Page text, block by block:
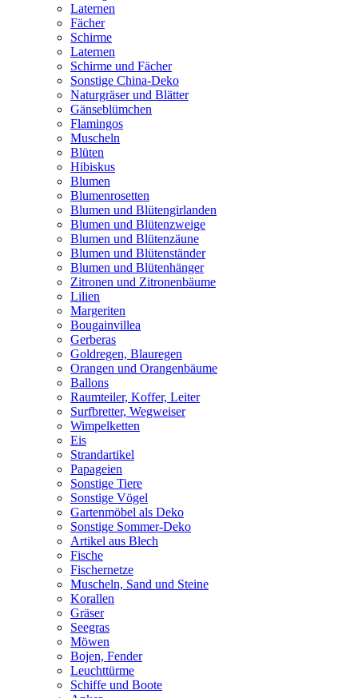
Laternen
Fächer
Schirme
Laternen
Schirme und Fächer
Sonstige China-Deko
Naturgräser und Blätter
Gänseblümchen
Flamingos
Muscheln
Blüten
Hibiskus
Blumen
Blumenrosetten
Blumen und Blütengirlanden
Blumen und Blütenzweige
Blumen und Blütenzäune
Blumen und Blütenständer
Blumen und Blütenhänger
Zitronen und Zitronenbäume
Lilien
Margeriten
Bougainvillea
Gerberas
Goldregen, Blauregen
Orangen und Orangenbäume
Ballons
Raumteiler, Koffer, Leiter
Surfbretter, Wegweiser
Wimpelketten
Eis
Strandartikel
Papageien
Sonstige Tiere
Sonstige Vögel
Gartenmöbel als Deko
Sonstige Sommer-Deko
Artikel aus Blech
Fische
Fischernetze
Muscheln, Sand und Steine
Korallen
Gräser
Seegras
Möwen
Bojen, Fender
Leuchttürme
Schiffe und Boote